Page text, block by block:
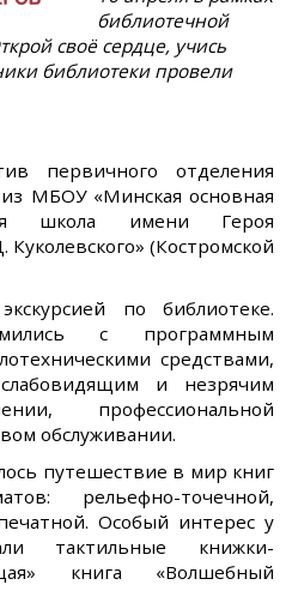
библиотечной
своё сердце, учись
библиотеки провели
первичного отделения
МБОУ «Минская основная
школа имени Героя
(Костромской
по библиотеке.
с программным
средствами,
и незрячим
профессиональной
обслуживании.
путешествие в мир книг
рельефно-точечной,
Особый интерес у
тактильные книжки-
книга «Волшебный